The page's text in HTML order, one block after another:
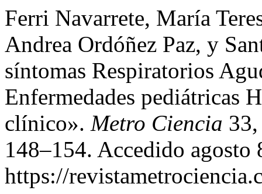
Ferri Navarrete, María
Andrea Ordóñez Paz, y
síntomas Respiratorios
Enfermedades pediátricas
clínico». Metro Ciencia
148–154. Accedido agosto
https://